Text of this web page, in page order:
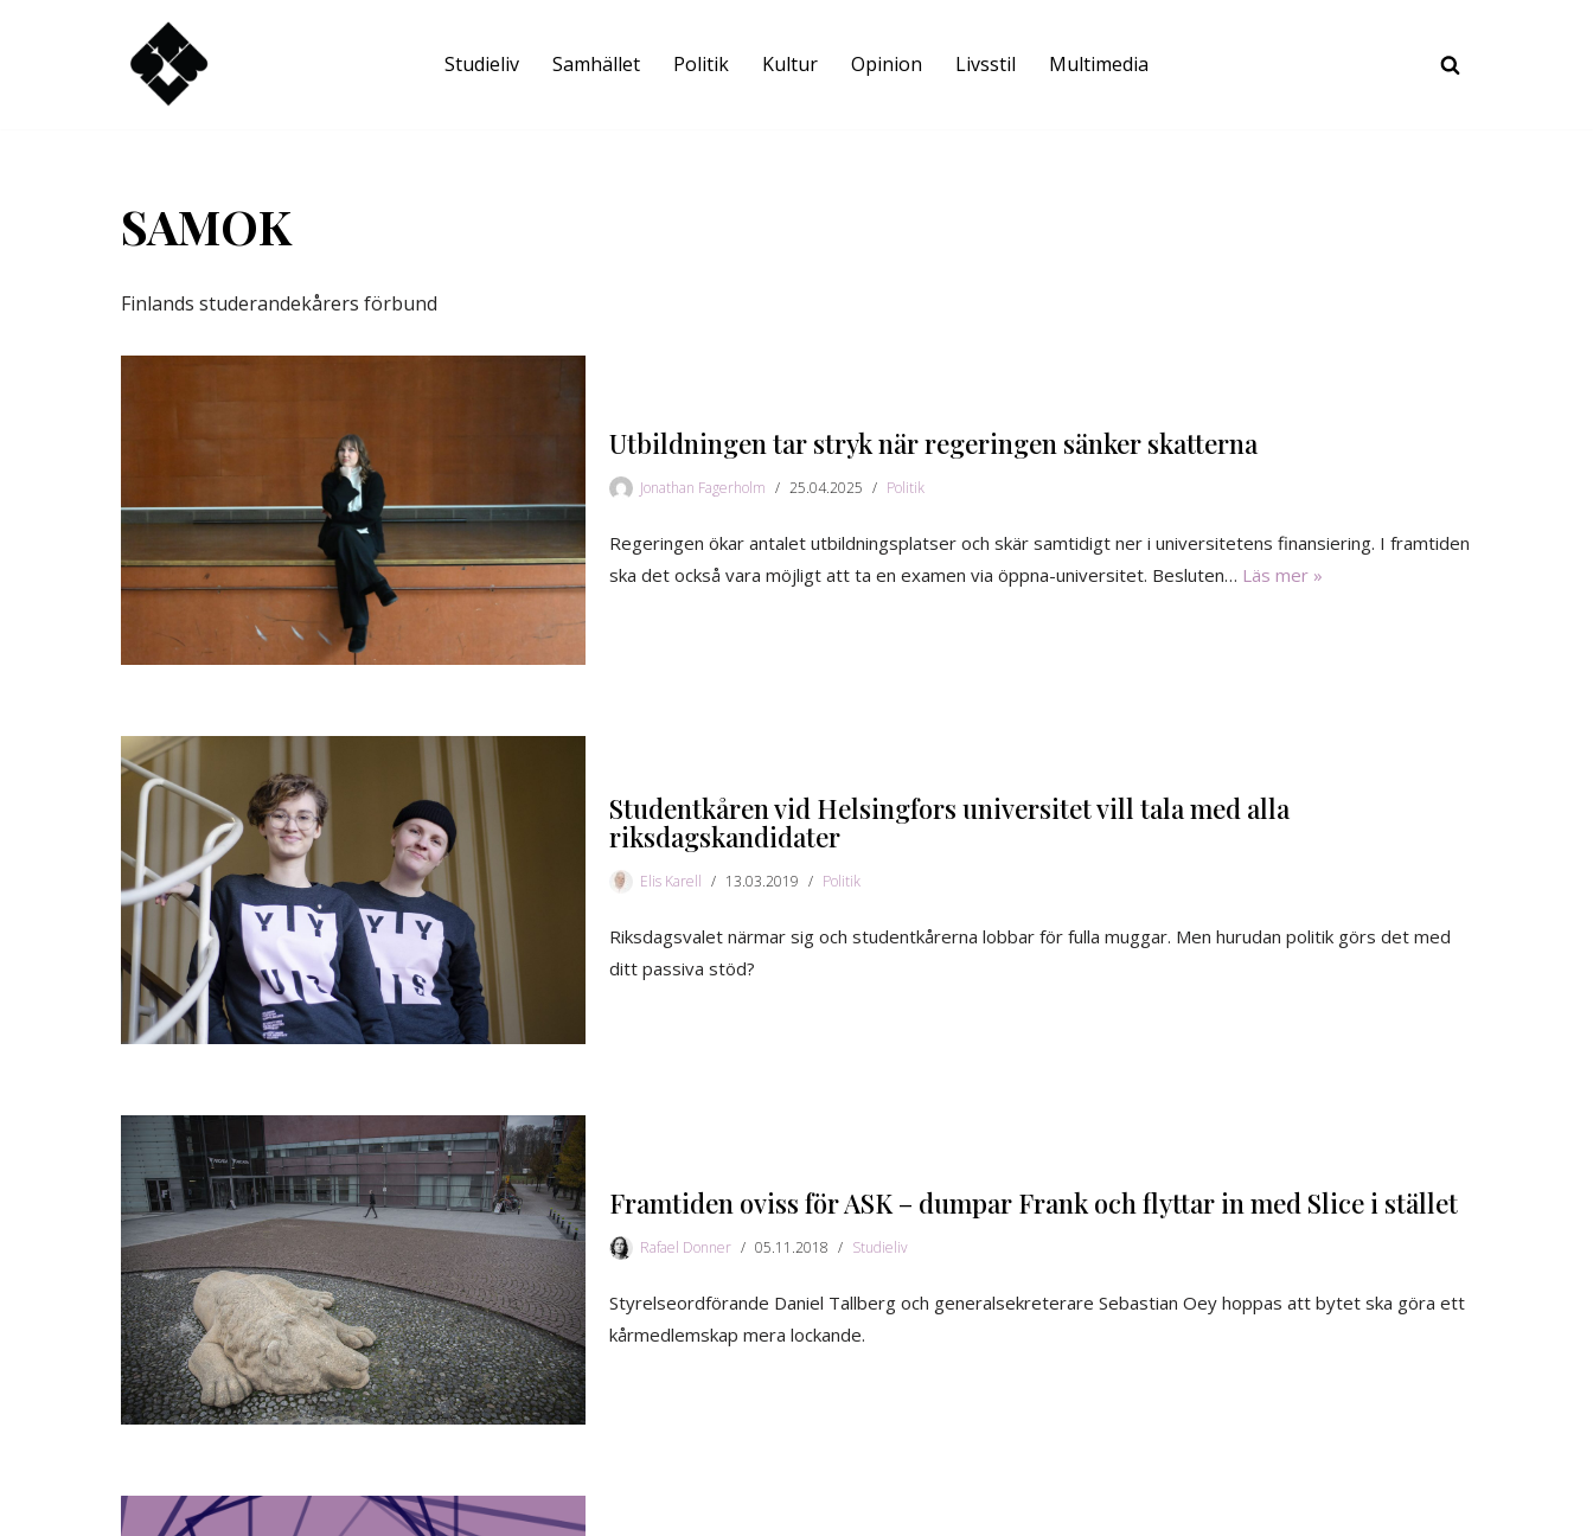
Studieliv Samhället Politik Kultur Opinion Livsstil Multimedia
SAMOK
Finlands studerandekårers förbund
Utbildningen tar stryk när regeringen sänker skatterna
Jonathan Fagerholm 25.04.2025 Politik
Regeringen ökar antalet utbildningsplatser och skär samtidigt ner i universitetens finansiering. I framtiden
ska det också vara möjligt att ta en examen via öppna-universitet. Besluten… Läs mer »
Studentkåren vid Helsingfors universitet vill tala med alla
riksdagskandidater
Elis Karell 13.03.2019 Politik
Riksdagsvalet närmar sig och studentkårerna lobbar för fulla muggar. Men hurudan politik görs det med
ditt passiva stöd?
Framtiden oviss för ASK – dumpar Frank och flyttar in med Slice i stället
Rafael Donner 05.11.2018 Studieliv
Styrelseordförande Daniel Tallberg och generalsekreterare Sebastian Oey hoppas att bytet ska göra ett
kårmedlemskap mera lockande.